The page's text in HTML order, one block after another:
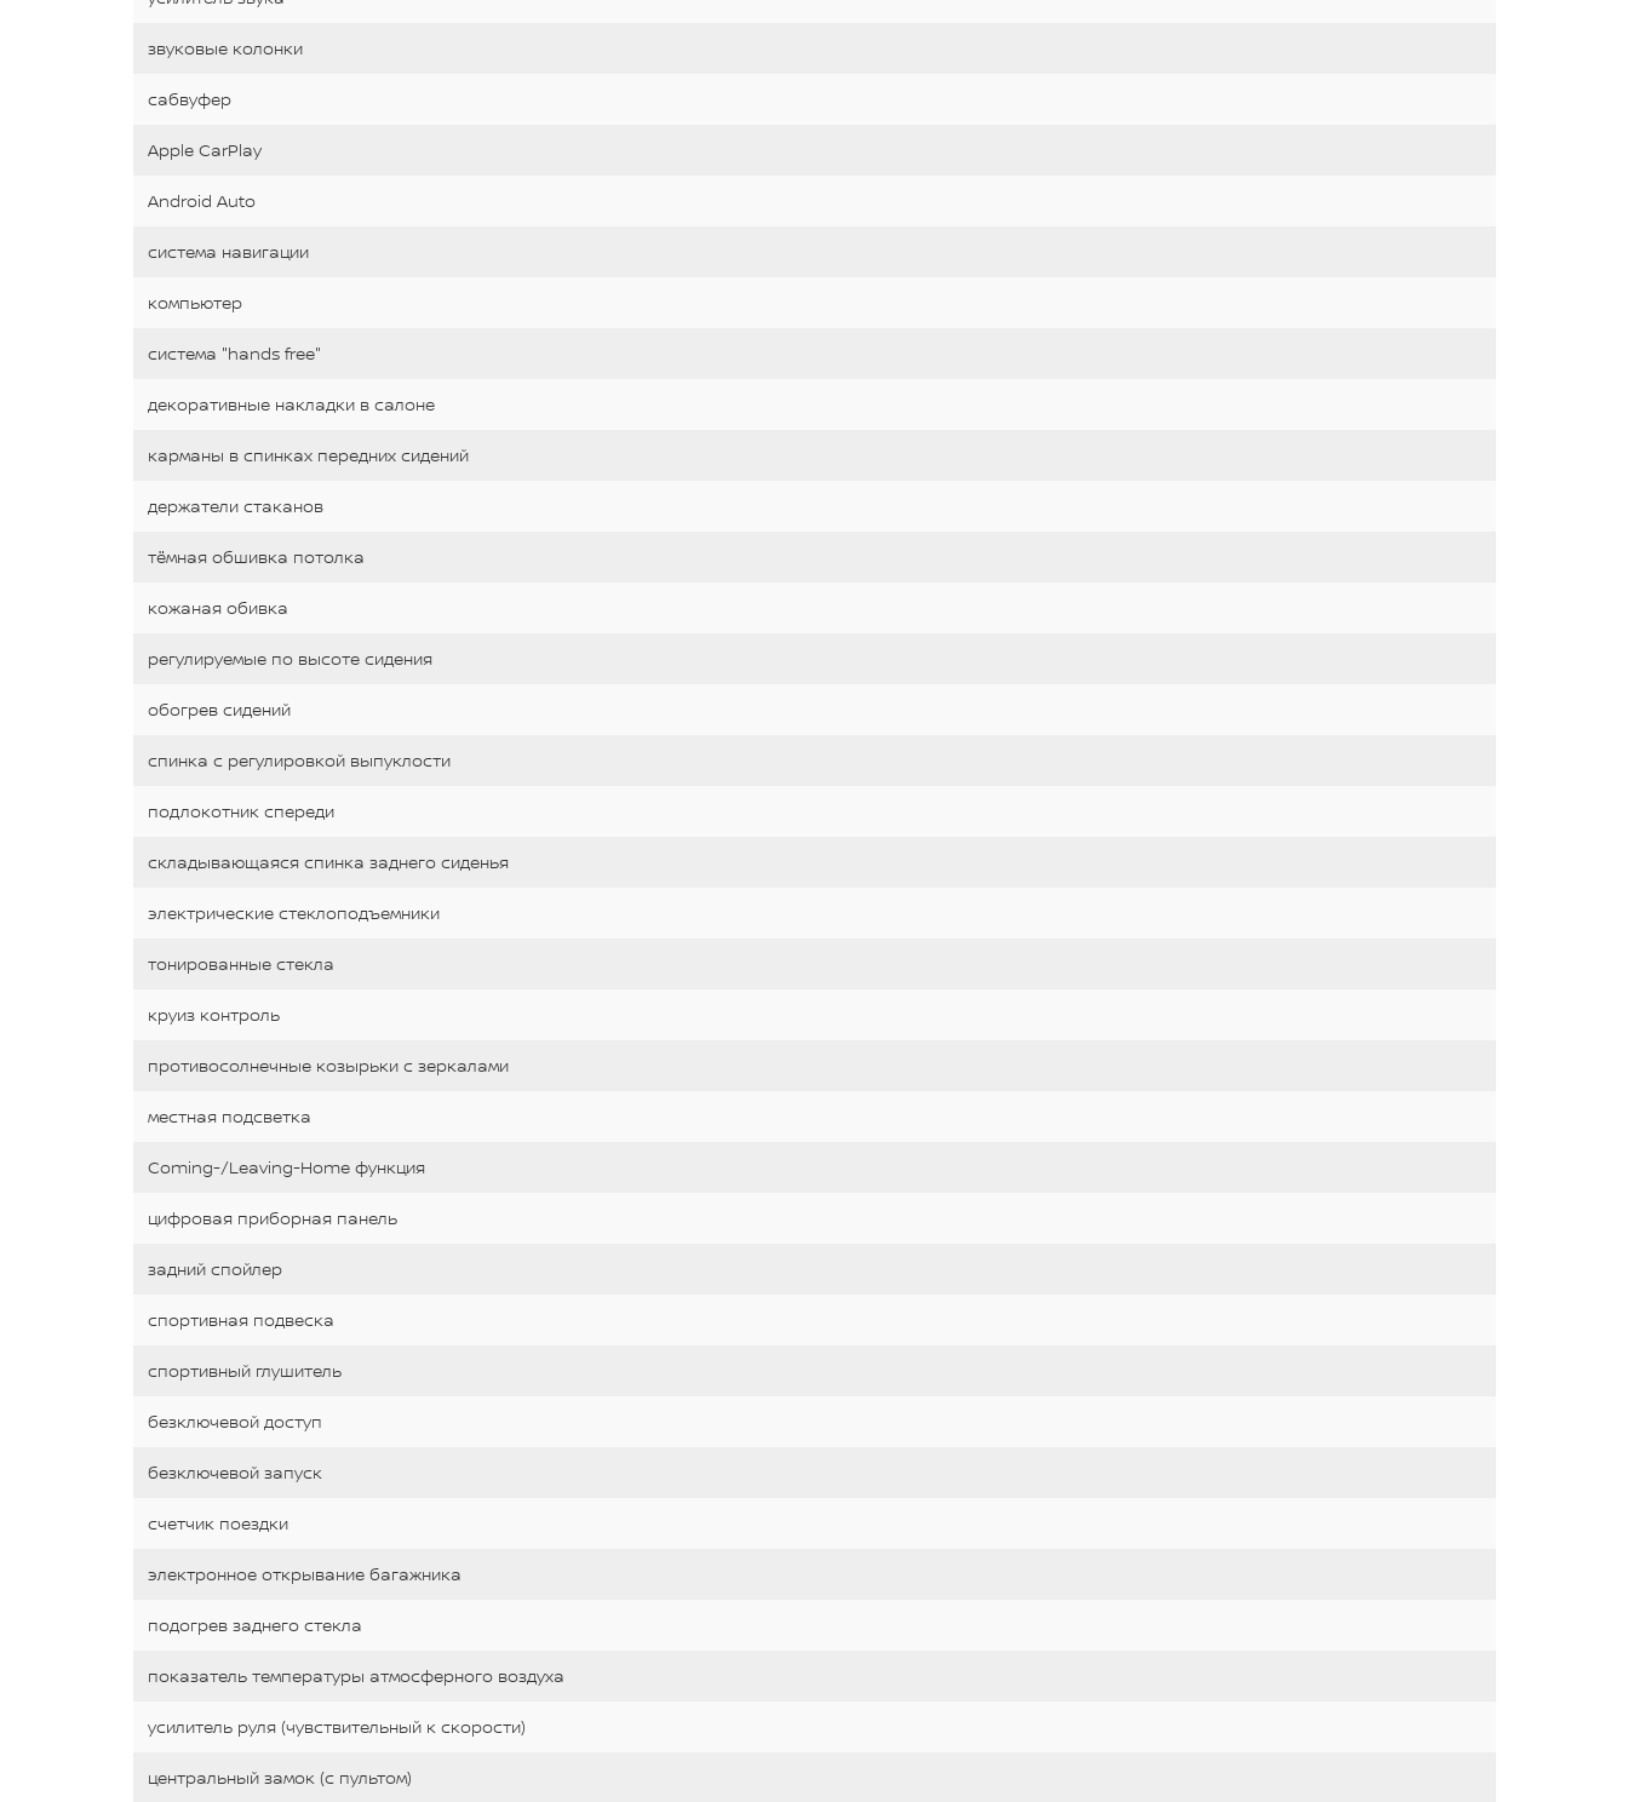
звуковые колонки
сабвуфер
Apple CarPlay
Android Auto
система навигации
компьютер
система "hands free"
декоративные накладки в салоне
карманы в спинках передних сидений
держатели стаканов
тёмная обшивка потолка
кожаная обивка
регулируемые по высоте сидения
обогрев сидений
спинка с регулировкой выпуклости
подлокотник спереди
складывающаяся спинка заднего сиденья
электрические стеклоподъемники
тонированные стекла
круиз контроль
противосолнечные козырьки с зеркалами
местная подсветка
Coming-/Leaving-Home функция
цифровая приборная панель
задний спойлер
спортивная подвеска
спортивный глушитель
безключевой доступ
безключевой запуск
счетчик поездки
электронное открывание багажника
подогрев заднего стекла
показатель температуры атмосферного воздуха
усилитель руля (чувствительный к скорости)
центральный замок (с пультом)